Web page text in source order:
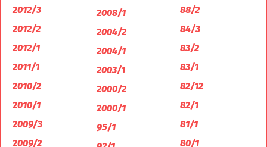
2012/3
2012/2
2012/1
2011/1
2010/2
2010/1
2009/3
2009/2
2008/1
2004/2
2004/1
2003/1
2000/2
2000/1
95/1
88/2
84/3
83/2
83/1
82/12
82/1
81/1
80/1